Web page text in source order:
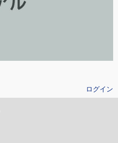
ログイン